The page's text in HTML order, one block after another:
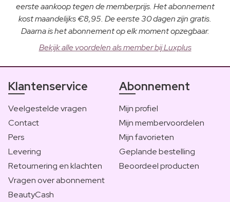
eerste aankoop tegen de memberprijs. Het abonnement
kost maandelijks €8,95. De eerste 30 dagen zijn gratis.
Daarna is het abonnement op elk moment opzegbaar.
Bekijk alle voordelen als member bij Luxplus
Klantenservice
Veelgestelde vragen
Contact
Pers
Levering
Retournering en klachten
Vragen over abonnement
BeautyCash
Abonnement
Mijn profiel
Mijn membervoordelen
Mijn favorieten
Geplande bestelling
Beoordeel producten